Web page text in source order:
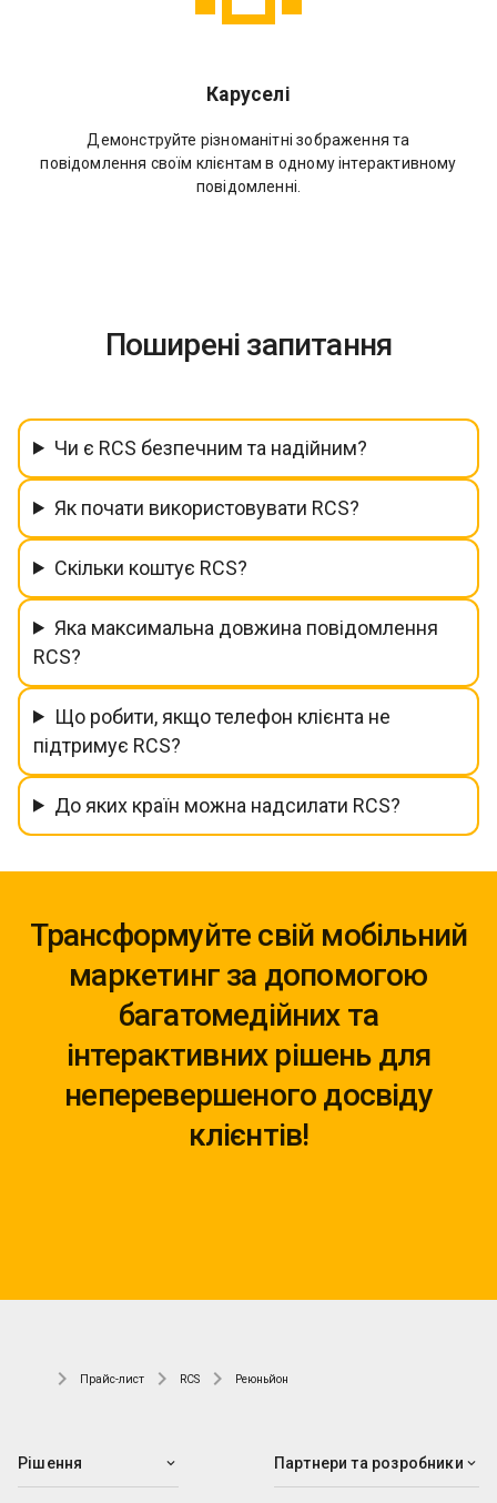
Каруселі
Демонструйте різноманітні зображення та
повідомлення своїм клієнтам в одному інтерактивному
повідомленні.
Поширені запитання
Чи є RCS безпечним та надійним?
Як почати використовувати RCS?
Скільки коштує RCS?
Яка максимальна довжина повідомлення
RCS?
Що робити, якщо телефон клієнта не
підтримує RCS?
До яких країн можна надсилати RCS?
Трансформуйте свій мобільний
маркетинг за допомогою
багатомедійних та
інтерактивних рішень для
неперевершеного досвіду
клієнтів!
Прайс-лист RCS Реюньйон
Рішення Партнери та розробники